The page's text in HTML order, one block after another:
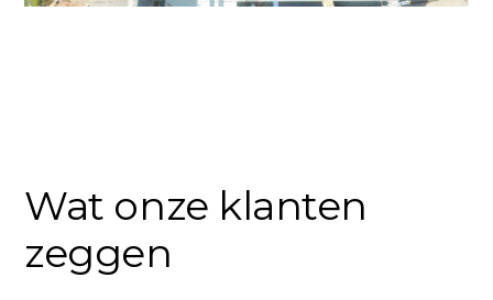
Wat onze klanten
zeggen